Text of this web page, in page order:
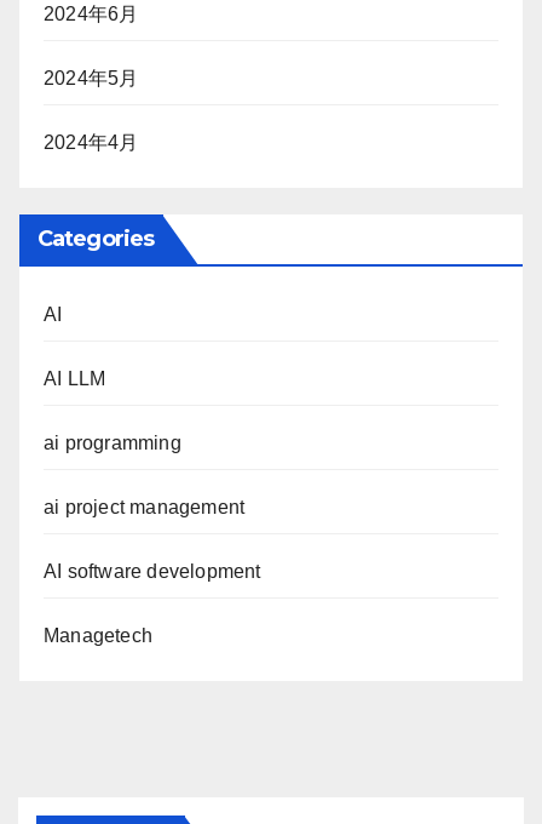
2024年6月
2024年5月
2024年4月
Categories
AI
AI LLM
ai programming
ai project management
AI software development
Managetech